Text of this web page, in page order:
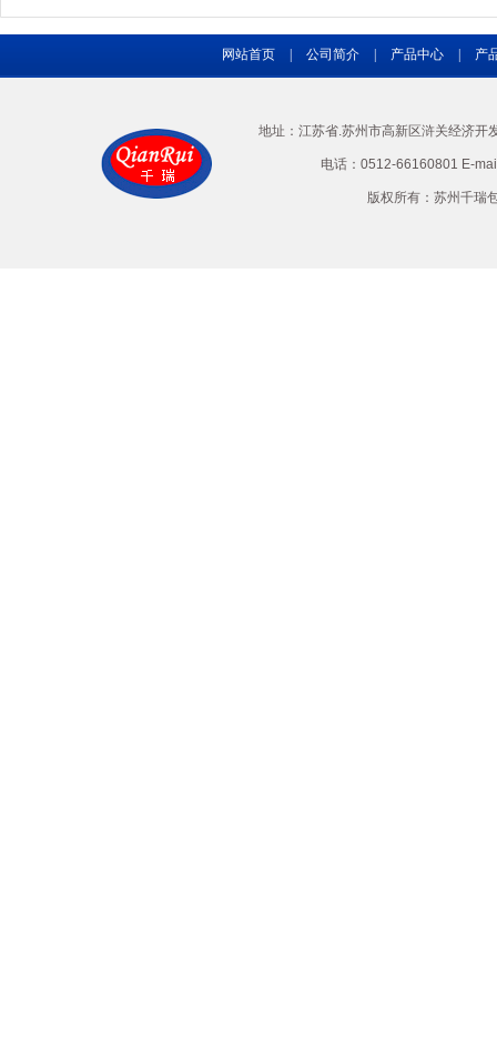
网站首页 公司简介 产品中心 产
地址：江苏省.苏州市高新区浒关经济
电话：0512-66160801 E-
版权所有：苏州千瑞